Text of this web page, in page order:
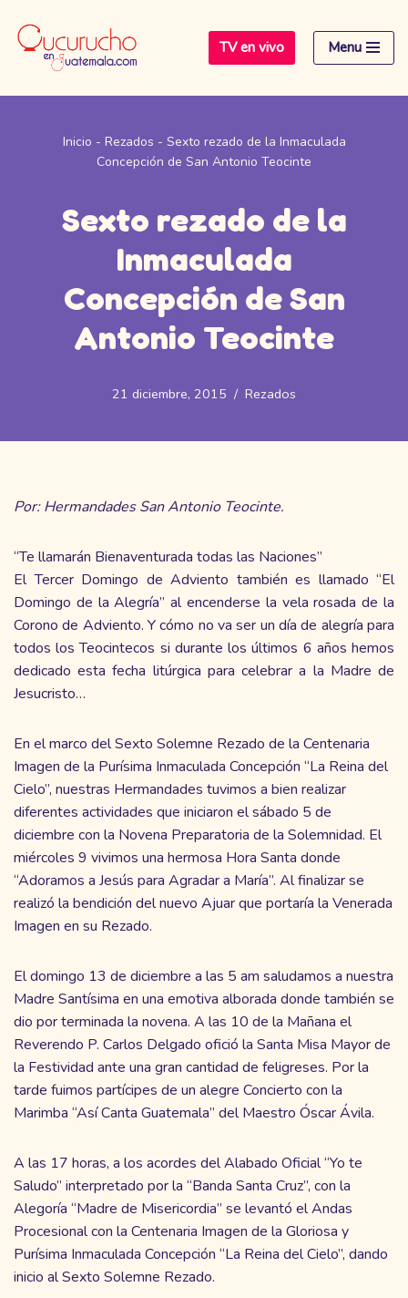
Saltar
contenido
TV en vivo Menu
Inicio - Rezados - Sexto rezado de la Inmaculada
Concepción de San Antonio Teocinte
Sexto rezado de la
Inmaculada
Concepción de San
Antonio Teocinte
21 diciembre, 2015 Rezados
Por: Hermandades San Antonio Teocinte.
“Te llamarán Bienaventurada todas las Naciones”
El Tercer Domingo de Adviento también es llamado “El
Domingo de la Alegría” al encenderse la vela rosada de la
Corono de Adviento. Y cómo no va ser un día de alegría para
todos los Teocintecos si durante los últimos 6 años hemos
dedicado esta fecha litúrgica para celebrar a la Madre de
Jesucristo…
En el marco del Sexto Solemne Rezado de la Centenaria
Imagen de la Purísima Inmaculada Concepción “La Reina del
Cielo”, nuestras Hermandades tuvimos a bien realizar
diferentes actividades que iniciaron el sábado 5 de
diciembre con la Novena Preparatoria de la Solemnidad. El
miércoles 9 vivimos una hermosa Hora Santa donde
“Adoramos a Jesús para Agradar a María”. Al finalizar se
realizó la bendición del nuevo Ajuar que portaría la Venerada
Imagen en su Rezado.
El domingo 13 de diciembre a las 5 am saludamos a nuestra
Madre Santísima en una emotiva alborada donde también se
dio por terminada la novena. A las 10 de la Mañana el
Reverendo P. Carlos Delgado ofició la Santa Misa Mayor de
la Festividad ante una gran cantidad de feligreses. Por la
tarde fuimos partícipes de un alegre Concierto con la
Marimba “Así Canta Guatemala” del Maestro Óscar Ávila.
A las 17 horas, a los acordes del Alabado Oficial “Yo te
Saludo” interpretado por la “Banda Santa Cruz”, con la
Alegoría “Madre de Misericordia” se levantó el Andas
Procesional con la Centenaria Imagen de la Gloriosa y
Purísima Inmaculada Concepción “La Reina del Cielo”, dando
inicio al Sexto Solemne Rezado.